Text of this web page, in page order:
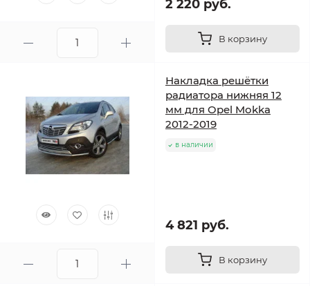
2 220 руб.
В корзину
Накладка решётки
радиатора нижняя 12
мм для Opel Mokka
2012-2019
в наличии
4 821 руб.
В корзину